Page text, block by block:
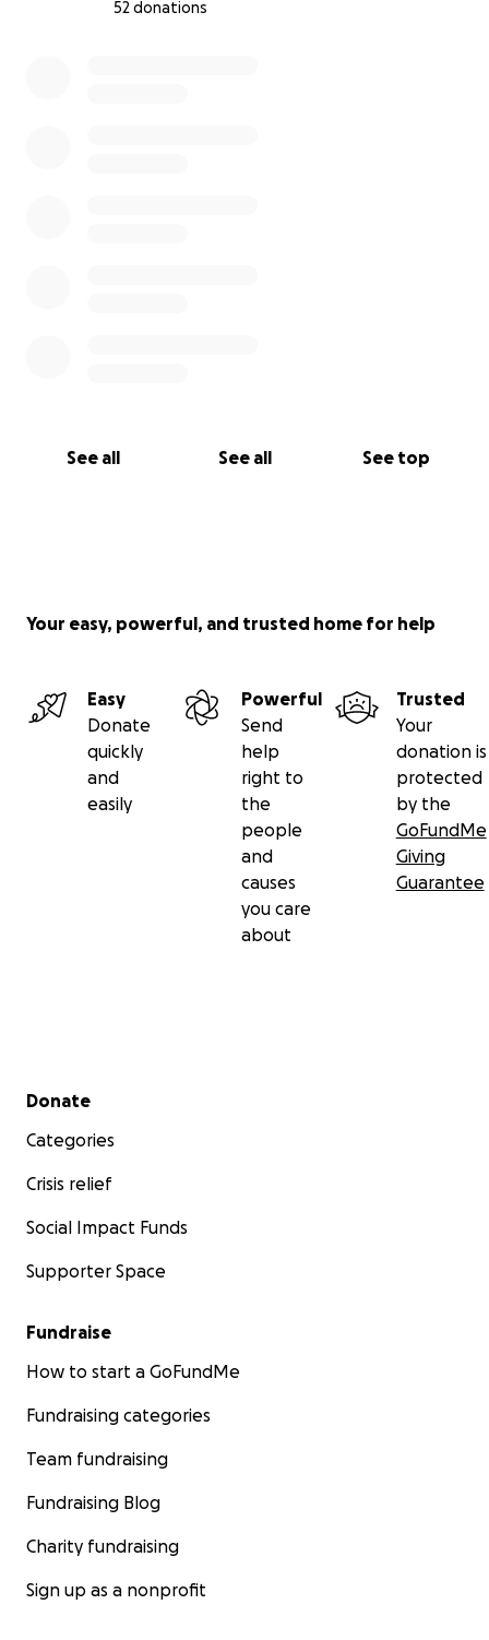
52 donations
See all See all See top
Your easy, powerful, and trusted home for help
Easy
Donate
quickly
and
easily
Powerful
Send
help
right to
the
people
and
causes
you care
about
Trusted
Your
donation is
protected
by the
GoFundMe
Giving
Guarantee
Secondary menu
Donate
Categories
Crisis relief
Social Impact Funds
Supporter Space
Fundraise
How to start a GoFundMe
Fundraising categories
Team fundraising
Fundraising Blog
Charity fundraising
Sign up as a nonprofit